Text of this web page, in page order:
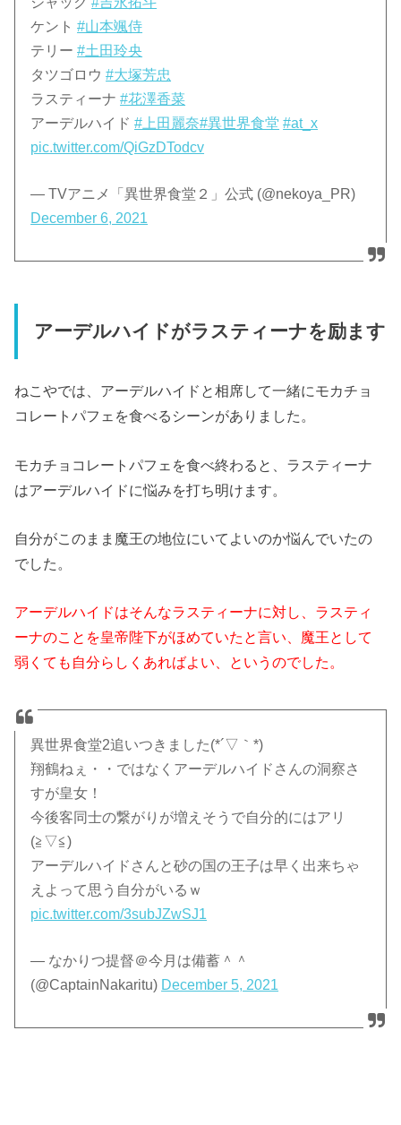
ケント#山本颯侍
テリー#土田玲央
タツゴロウ#大塚芳忠
ラスティーナ#花澤香菜
アーデルハイド#上田麗奈#異世界食堂 #at_x
pic.twitter.com/QiGzDTodcv
— TVアニメ「異世界食堂２」公式 (@nekoya_PR)
December 6, 2021
アーデルハイドがラスティーナを励ます
ねこやでは、アーデルハイドと相席して一緒にモカチョ
コレートパフェを食べるシーンがありました。
モカチョコレートパフェを食べ終わると、ラスティーナ
はアーデルハイドに悩みを打ち明けます。
自分がこのまま魔王の地位にいてよいのか悩んでいたの
でした。
アーデルハイドはそんなラスティーナに対し、ラスティ
ーナのことを皇帝陛下がほめていたと言い、魔王として
弱くても自分らしくあればよい、というのでした。
異世界食堂2追いつきました(*´▽｀*)
翔鶴ねぇ・・ではなくアーデルハイドさんの洞察さ
すが皇女！
今後客同士の繋がりが増えそうで自分的にはアリ
(≧▽≦)
アーデルハイドさんと砂の国の王子は早く出来ちゃ
えよって思う自分がいるｗ
pic.twitter.com/3subJZwSJ1
— なかりつ提督＠今月は備蓄＾＾
(@CaptainNakaritu) December 5, 2021